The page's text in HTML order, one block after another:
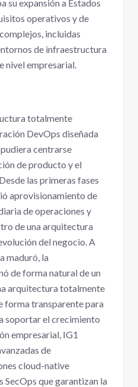
su expansión a Estados
operativos y de
incluidas
de infraestructura
nivel empresarial.
totalmente
DevOps diseñada
centrarse
de producto y el
las primeras fases
aprovisionamiento de
de operaciones y
de una arquitectura
del negocio. A
maduró, la
de forma natural de un
arquitectura totalmente
forma transparente para
soportar el crecimiento
empresarial, IG1
de
cloud-native
SecOps que garantizan la